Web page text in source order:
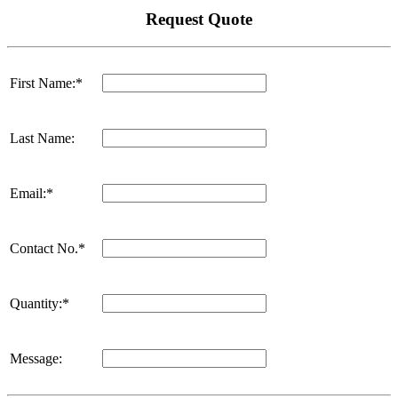
Request Quote
First Name:*
Last Name:
Email:*
Contact No.*
Quantity:*
Message: